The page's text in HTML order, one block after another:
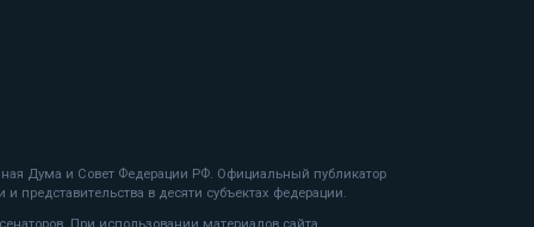
Дума и Совет Федерации РФ. Официальный публикатор
представительства в десяти субъектах федерации.